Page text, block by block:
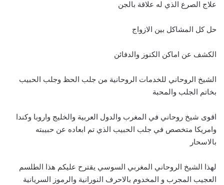
علاج الصرع الذي له علاقة بالجن
حل كل المشاكل بين الازواج
الكشف عن اماكن الكنوز والدفائن
الشيخ الروحاني للخدمات الروحانية من جلب الحظ وجلب الحبيب
بخاتم الجلب والمحبة
اقوى شيخ روحاني في المغرب والدول العربية والخليج واروبا وكندا
وامريكا متخصص في جلب الحبيب الذي تم ابعاده عن حبيبته
بالاسحار
لهذا الشيخ الروحاني المغربي السوسي يقترح عليكم هذا الطلسم
العجيب المجرب و المخدوم بالاحرف النورانية والرموز السريانية